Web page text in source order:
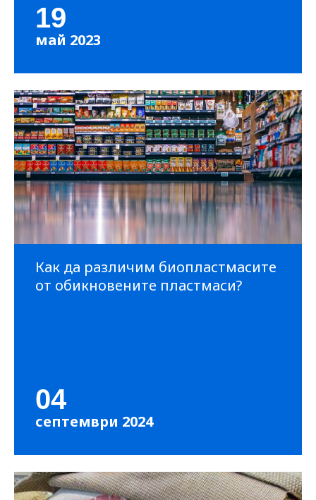
19
май 2023
Как да различим биопластмасите
от обикновените пластмаси?
04
септември 2024